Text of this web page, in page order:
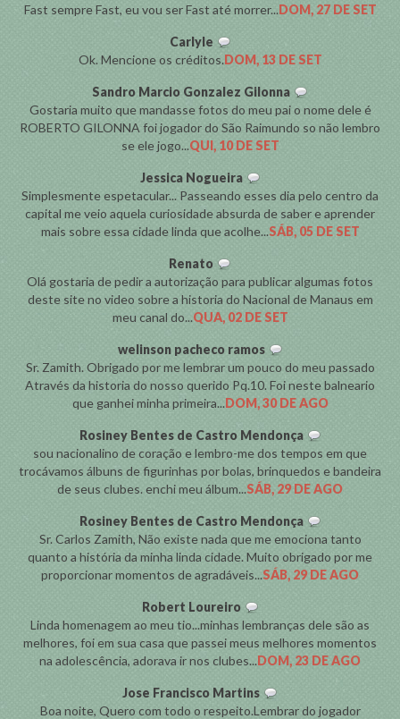
Fast sempre Fast, eu vou ser Fast até morrer...DOM, 27 DE SET
Carlyle
Ok. Mencione os créditos.DOM, 13 DE SET
Sandro Marcio Gonzalez Gilonna
Gostaria muito que mandasse fotos do meu pai o nome dele é
ROBERTO GILONNA foi jogador do São Raimundo so não lembro
se ele jogo...QUI, 10 DE SET
Jessica Nogueira
Simplesmente espetacular... Passeando esses dia pelo centro da
capital me veio aquela curiosidade absurda de saber e aprender
mais sobre essa cidade linda que acolhe...SÁB, 05 DE SET
Renato
Olá gostaria de pedir a autorização para publicar algumas fotos
deste site no video sobre a historia do Nacional de Manaus em
meu canal do...QUA, 02 DE SET
welinson pacheco ramos
Sr. Zamith. Obrigado por me lembrar um pouco do meu passado
Através da historia do nosso querido Pq.10. Foi neste balneario
que ganhei minha primeira...DOM, 30 DE AGO
Rosiney Bentes de Castro Mendonça
sou nacionalino de coração e lembro-me dos tempos em que
trocávamos álbuns de figurinhas por bolas, brinquedos e bandeira
de seus clubes. enchi meu álbum...SÁB, 29 DE AGO
Rosiney Bentes de Castro Mendonça
Sr. Carlos Zamith, Não existe nada que me emociona tanto
quanto a história da minha linda cidade. Muito obrigado por me
proporcionar momentos de agradáveis...SÁB, 29 DE AGO
Robert Loureiro
Linda homenagem ao meu tio...minhas lembranças dele são as
melhores, foi em sua casa que passei meus melhores momentos
na adolescência, adorava ir nos clubes...DOM, 23 DE AGO
Jose Francisco Martins
Boa noite, Quero com todo o respeito.Lembrar do jogador